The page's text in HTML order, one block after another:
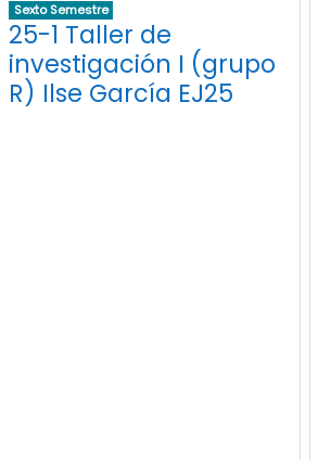
Sexto Semestre
25-1 Taller de
investigación I (grupo
R) Ilse García EJ25